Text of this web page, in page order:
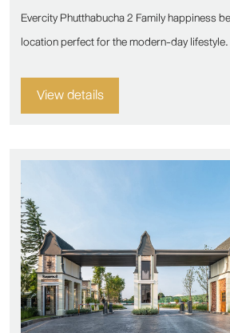
Evercity Phutthabucha 2 Family happiness
location perfect for the modern-day lifestyle.
View details